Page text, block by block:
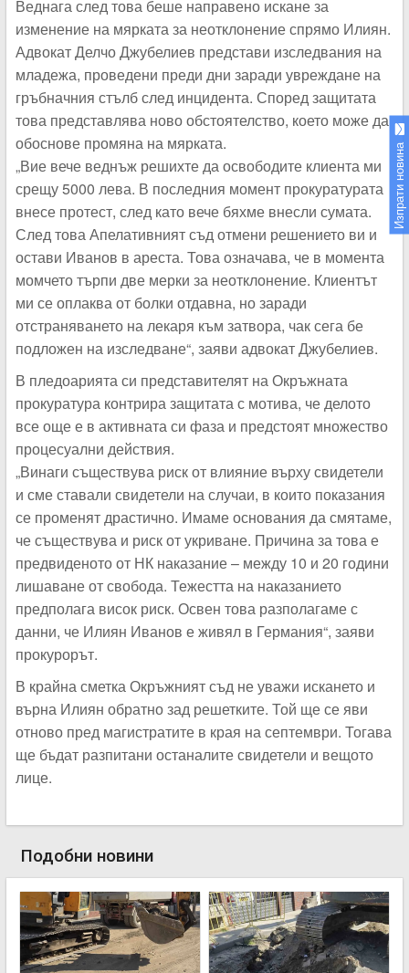
Веднага след това беше направено искане за
изменение на мярката за неотклонение спрямо Илиян.
Адвокат Делчо Джубелиев представи изследвания на
младежа, проведени преди дни заради увреждане на
гръбначния стълб след инцидента. Според защитата
това представлява ново обстоятелство, което може да
обоснове промяна на мярката.
„Вие вече веднъж решихте да освободите клиента ми
срещу 5000 лева. В последния момент прокуратурата
внесе протест, след като вече бяхме внесли сумата.
След това Апелативният съд отмени решението ви и
остави Иванов в ареста. Това означава, че в момента
момчето търпи две мерки за неотклонение. Клиентът
ми се оплаква от болки отдавна, но заради
отстраняването на лекаря към затвора, чак сега бе
подложен на изследване“, заяви адвокат Джубелиев.
В пледоарията си представителят на Окръжната
прокуратура контрира защитата с мотива, че делото
все още е в активната си фаза и предстоят множество
процесуални действия.
„Винаги съществува риск от влияние върху свидетели
и сме ставали свидетели на случаи, в които показания
се променят драстично. Имаме основания да смятаме,
че съществува и риск от укриване. Причина за това е
предвиденото от НК наказание – между 10 и 20 години
лишаване от свобода. Тежестта на наказанието
предполага висок риск. Освен това разполагаме с
данни, че Илиян Иванов е живял в Германия“, заяви
прокурорът.
В крайна сметка Окръжният съд не уважи искането и
върна Илиян обратно зад решетките. Той ще се яви
отново пред магистратите в края на септември. Тогава
ще бъдат разпитани останалите свидетели и вещото
лице.
Подобни новини
Изпрати новина